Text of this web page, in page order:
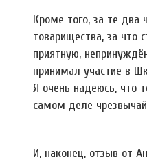
Кроме того, за те два
товарищества, за что
приятную,
принимал участие в
Я очень надеюсь, что
самом деле
И, наконец, отзыв от